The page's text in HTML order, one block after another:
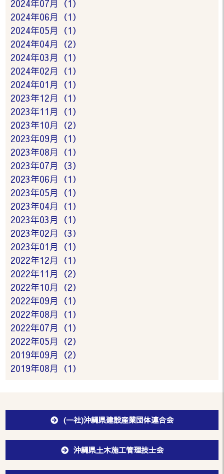
2024年07月（1）
2024年06月（1）
2024年05月（1）
2024年04月（2）
2024年03月（1）
2024年02月（1）
2024年01月（1）
2023年12月（1）
2023年11月（1）
2023年10月（2）
2023年09月（1）
2023年08月（1）
2023年07月（3）
2023年06月（1）
2023年05月（1）
2023年04月（1）
2023年03月（1）
2023年02月（3）
2023年01月（1）
2022年12月（1）
2022年11月（2）
2022年10月（2）
2022年09月（1）
2022年08月（1）
2022年07月（1）
2022年05月（2）
2019年09月（2）
2019年08月（1）
(一社)沖縄県建設産業団体連合会
沖縄県土木施工管理技士会